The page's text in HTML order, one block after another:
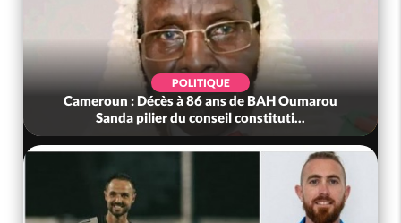
POLITIQUE
: Décès à 86 ans de BAH Oumarou
Sanda pilier du conseil constituti...
Bénin :